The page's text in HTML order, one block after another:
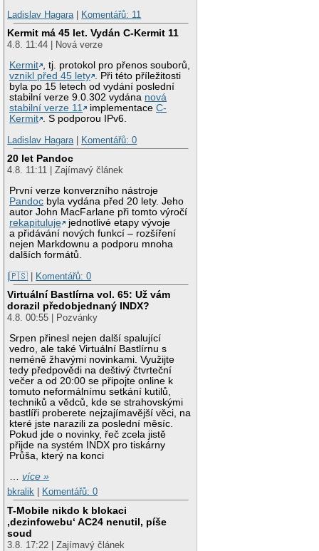
Ladislav Hagara | Komentářů: 11
Kermit má 45 let. Vydán C-Kermit 11
4.8. 11:44 | Nová verze
Kermit , tj. protokol pro přenos souborů,
vznikl před 45 lety . Při této příležitosti
byla po 15 letech od vydání poslední
stabilní verze 9.0.302 vydána nová
stabilní verze 11
implementaceC-
Kermit . S podporou IPv6.
Ladislav Hagara | Komentářů: 0
20 let Pandoc
4.8. 11:11 | Zajímavý článek
První verze konverzního nástroje
Pandoc byla vydána před 20 lety. Jeho
autor John MacFarlane při tomto výročí
rekapituluje
jednotlivé etapy vývoje
a přidávání nových funkcí – rozšíření
nejen Markdownu a podporu mnoha
dalších formátů.
|🇵🇸 | Komentářů: 0
Virtuální Bastlírna vol. 65: Už vám
dorazil předobjednaný INDX?
4.8. 00:55 | Pozvánky
Srpen přinesl nejen další spalující
vedro, ale také Virtuální Bastlírnu s
neméně žhavými novinkami. Využijte
tedy předpovědi na deštivý čtvrteční
večer a od 20:00 se připojte online k
tomuto neformálnímu setkání kutilů,
techniků a vědců, kde se strahovskými
bastlíři proberete nejzajímavější věci, na
které jste narazili za poslední měsíc.
Pokud jde o novinky, řeč zcela jistě
přijde na systém INDX pro tiskárny
Průša, který na konci
…více »
bkralik
Komentářů: 0
T-Mobile nikdo k blokaci
‚dezinfowebu‘ AC24 nenutil, píše
soud
3.8. 17:22 | Zajímavý článek